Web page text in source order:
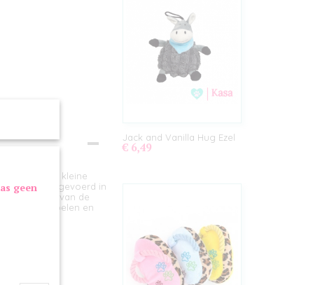
puppy's en kleine
Uitgevoerd in
de vorm van de
op te knabbelen en
Jack and Vanilla Hug Ezel
€ 6,49
geen